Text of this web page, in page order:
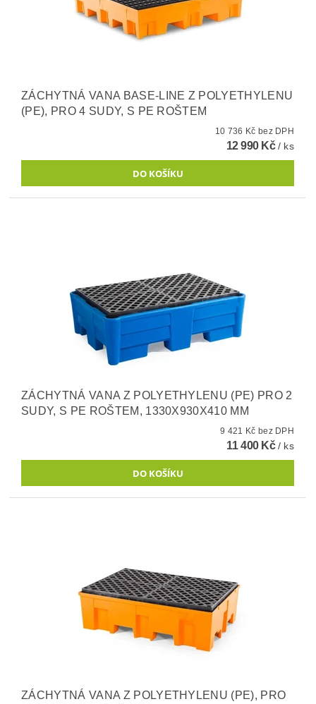
ZÁCHYTNÁ VANA BASE-LINE Z POLYETHYLENU
(PE), PRO 4 SUDY, S PE ROŠTEM
10 736 Kč bez DPH
12 990 Kč/ ks
ZÁCHYTNÁ VANA Z POLYETHYLENU (PE) PRO 2
SUDY, S PE ROŠTEM, 1330X930X410 MM
9 421 Kč bez DPH
11 400 Kč/ ks
ZÁCHYTNÁ VANA Z POLYETHYLENU (PE), PRO